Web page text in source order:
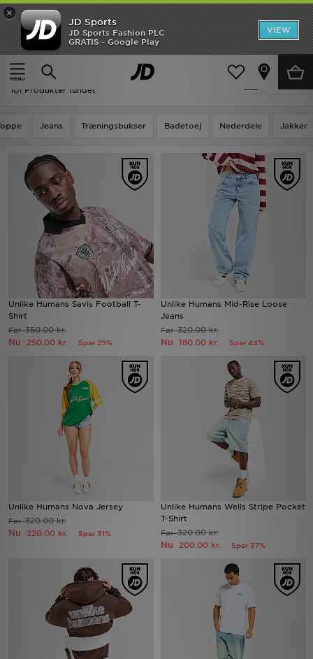
×
JD Sports
JD Sports Fashion PLC
GRATIS - Google Play
VIEW
Hjem
Udsalg | Unlike Humans
Udsalg | Unlike Humans
101 Produkter fundet
Jeans Træningsbukser Badetoej Nederdele Jakker
Unlike Humans Savis Football T-
Shirt
Før350.00 kr.
Nu 250.00 kr. Spar 29%
Unlike Humans Mid-Rise Loose
Jeans
Før320.00 kr.
Nu 180.00 kr. Spar 44%
Unlike Humans Nova Jersey
Før320.00 kr.
Nu 220.00 kr. Spar 31%
Unlike Humans Wells Stripe Pocket
T-Shirt
Før320.00 kr.
Nu 200.00 kr. Spar 37%
Hjem
Udsalg
Nyheder
Børn
Bestsellers
Brands
Fodbold
Sport
Download JD app'en
Mine beskeder
Hjælp & information